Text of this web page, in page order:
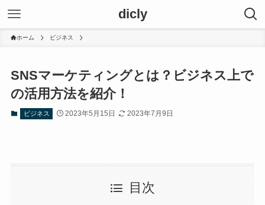
dicly
ホーム ビジネス
SNSマーケティングとは？ビジネス上で
の活用方法を紹介！
ビジネス 2023年5月15日 2023年7月9日
目次